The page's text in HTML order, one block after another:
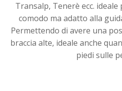
Transalp, Tenerè ecc.
comodo ma adatto alla
Permettendo di avere una
braccia alte, ideale anche
piedi sulle